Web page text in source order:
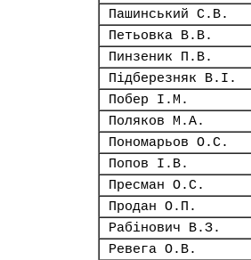
Пашинський С.В.
Петьовка В.В.
Пинзеник П.В.
Підберезняк В.І.
Побер І.М.
Поляков М.А.
Пономарьов О.С.
Попов І.В.
Пресман О.С.
Продан О.П.
Рабінович В.З.
Ревега О.В.